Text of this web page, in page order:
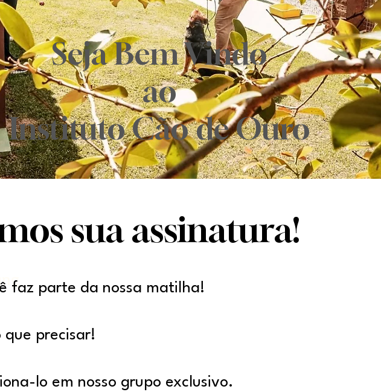
Seja Bem Vindo
ao
Instituto Cão de Ouro
sua assinatura!
faz parte da nossa matilha!
que precisar!
lo em nosso grupo exclusivo.